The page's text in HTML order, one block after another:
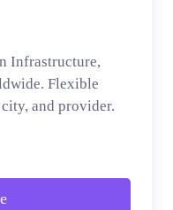
Infrastructure,
Flexible
and provider.